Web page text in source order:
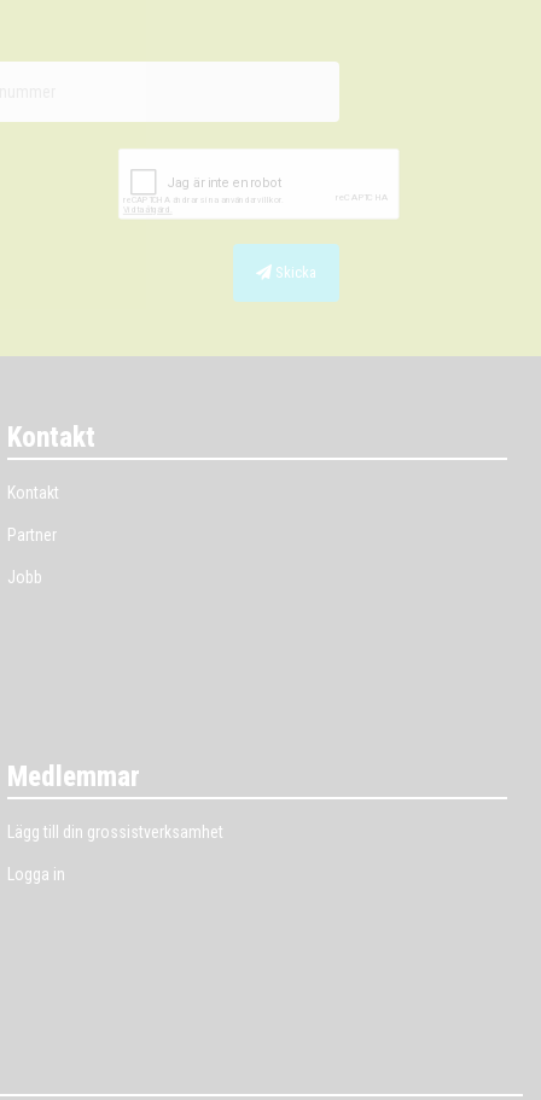
Skicka
Kontakt
Kontakt
Partner
Jobb
Medlemmar
Lägg till din grossistverksamhet
Logga in